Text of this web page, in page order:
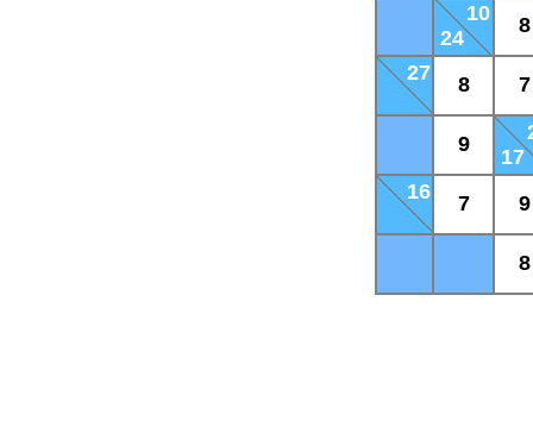
10
24
8
27
8 7
9
17
16
7 9
8